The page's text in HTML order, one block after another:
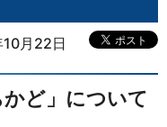
月22日
ど」について